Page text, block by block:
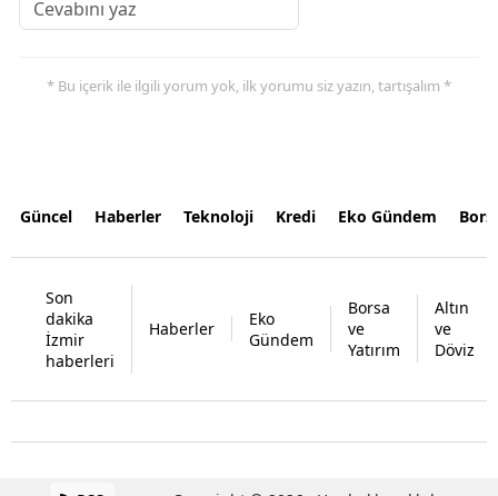
* Bu içerik ile ilgili yorum yok, ilk yorumu siz yazın, tartışalım *
Güncel Haberler Teknoloji Kredi Eko Gündem
Son
dakika
İzmir
haberleri
Haberler
Eko
Gündem
Borsa
ve
Yatırım
Altın
ve
Döviz